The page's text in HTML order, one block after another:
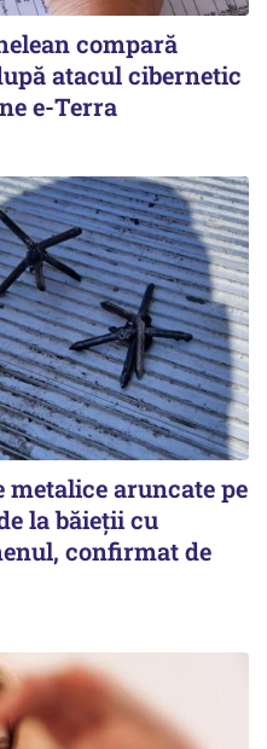
compară
atacul cibernetic
e-Terra
metalice aruncate pe
la băieții cu
confirmat de